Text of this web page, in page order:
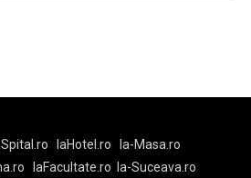
laHotel.ro
la-Masa.ro
laFacultate.ro
la-Suceava.ro